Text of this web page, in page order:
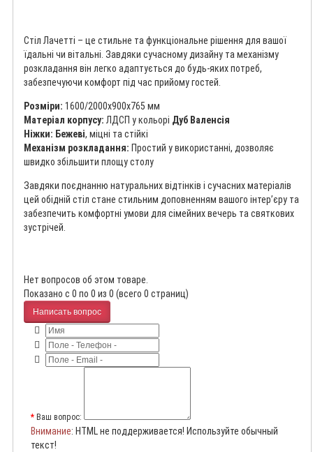
Стіл Лачетті – це стильне та функціональне рішення для вашої
їдальні чи вітальні. Завдяки сучасному дизайну та механізму
розкладання він легко адаптується до будь-яких потреб,
забезпечуючи комфорт під час прийому гостей.
Розміри: 1600/2000x900x765 мм
Матеріал корпусу: ЛДСП у кольорі Дуб Валенсія
Ніжки: Бежеві, міцні та стійкі
Механізм розкладання: Простий у використанні, дозволяє
швидко збільшити площу столу
Завдяки поєднанню натуральних відтінків і сучасних матеріалів
цей обідній стіл стане стильним доповненням вашого інтер’єру та
забезпечить комфортні умови для сімейних вечерь та святкових
зустрічей.
Нет вопросов об этом товаре.
Показано с 0 по 0 из 0 (всего 0 страниц)
Написать вопрос
Ваш вопрос:
Внимание: HTML не поддерживается! Используйте обычный
текст!